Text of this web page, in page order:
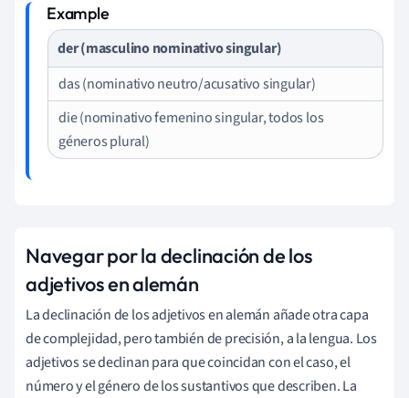
der (masculino nominativo singular)
das (nominativo neutro/acusativo singular)
die (nominativo femenino singular, todos los
géneros plural)
Navegar por la declinación de los
adjetivos en alemán
La declinación de los adjetivos en alemán añade otra capa
de complejidad, pero también de precisión, a la lengua. Los
adjetivos se declinan para que coincidan con el caso, el
número y el género de los sustantivos que describen. La